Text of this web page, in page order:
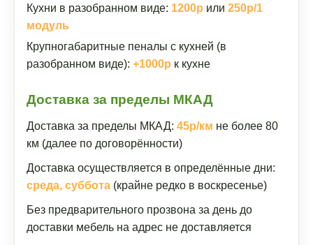
Кухни в разобранном виде: 1200р или 250р/1
модуль
Крупногабаритные пеналы с кухней (в
разобранном виде): +1000р к кухне
Доставка за пределы МКАД
Доставка за пределы МКАД: 45р/км не более 80
км (далее по договорённости)
Доставка осуществляется в определённые дни:
среда, суббота (крайне редко в воскресенье)
Без предварительного прозвона за день до
доставки мебель на адрес не доставляется